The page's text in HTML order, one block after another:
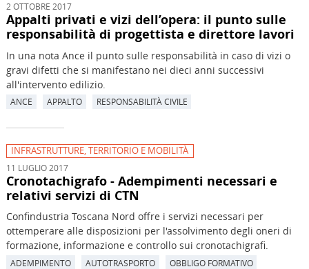
2 OTTOBRE 2017
Appalti privati e vizi dell’opera: il punto sulle
responsabilità di progettista e direttore lavori
In una nota Ance il punto sulle responsabilità in caso di vizi o
gravi difetti che si manifestano nei dieci anni successivi
all'intervento edilizio.
ANCE APPALTO RESPONSABILITÀ CIVILE
INFRASTRUTTURE, TERRITORIO E MOBILITÀ
11 LUGLIO 2017
Cronotachigrafo - Adempimenti necessari e
relativi servizi di CTN
Confindustria Toscana Nord offre i servizi necessari per
ottemperare alle disposizioni per l'assolvimento degli oneri di
formazione, informazione e controllo sui cronotachigrafi.
ADEMPIMENTO AUTOTRASPORTO
OBBLIGO FORMATIVO